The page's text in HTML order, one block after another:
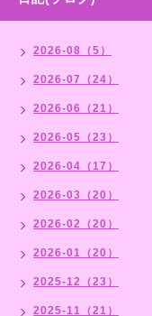
2026-08（5）
2026-07（24）
2026-06（21）
2026-05（23）
2026-04（17）
2026-03（20）
2026-02（20）
2026-01（20）
2025-12（23）
2025-11（21）